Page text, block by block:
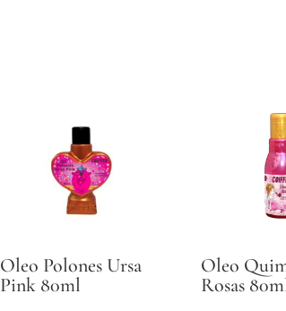
Oleo Polones Ursa
Pink 80ml
Oleo
Rosas